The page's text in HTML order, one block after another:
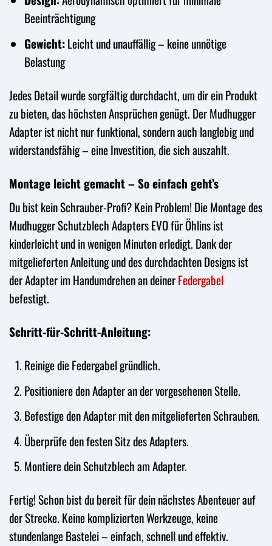
Beeinträchtigung
Gewicht:Leicht und unauffällig – keine unnötige
Belastung
Jedes Detail wurde sorgfältig durchdacht, um dir ein Produkt
zu bieten, das höchsten Ansprüchen genügt. Der Mudhugger
Adapter ist nicht nur funktional, sondern auch langlebig und
widerstandsfähig – eine Investition, die sich auszahlt.
Montage leicht gemacht – So einfach geht’s
Du bist kein Schrauber-Profi? Kein Problem! Die Montage des
Mudhugger Schutzblech Adapters EVO für Öhlins ist
kinderleicht und in wenigen Minuten erledigt. Dank der
mitgelieferten Anleitung und des durchdachten Designs ist
der Adapter im Handumdrehen an deinerFedergabel
befestigt.
Schritt-für-Schritt-Anleitung:
Reinige die Federgabel gründlich.
Positioniere den Adapter an der vorgesehenen Stelle.
Befestige den Adapter mit den mitgelieferten Schrauben.
Überprüfe den festen Sitz des Adapters.
Montiere dein Schutzblech am Adapter.
Fertig! Schon bist du bereit für dein nächstes Abenteuer auf
der Strecke. Keine komplizierten Werkzeuge, keine
stundenlange Bastelei – einfach, schnell und effektiv.